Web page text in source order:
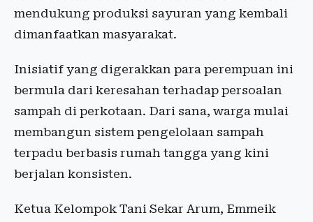
mendukung produksi sayuran yang kembali
dimanfaatkan masyarakat.
Inisiatif yang digerakkan para perempuan ini
bermula dari keresahan terhadap persoalan
sampah di perkotaan. Dari sana, warga mulai
membangun sistem pengelolaan sampah
terpadu berbasis rumah tangga yang kini
berjalan konsisten.
Ketua Kelompok Tani Sekar Arum, Emmeik